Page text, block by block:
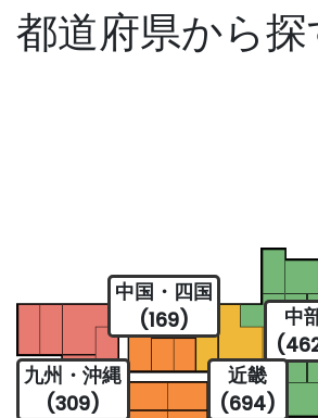
都道府県から探
中
近畿
(694)
中国・四国
(169)
九州・沖縄
(309)